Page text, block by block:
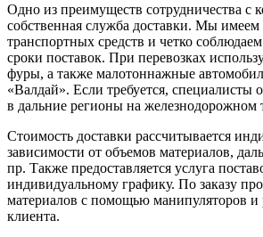
Одно из преимуществ сотрудничества с
собственная служба доставки. Мы
транспортных средств и четко
сроки поставок. При перевозках
фуры, а также малотоннажные
«Валдай». Если требуется, специалисты
в дальние регионы на железнодорожном
Стоимость доставки рассчитывается
зависимости от объемов материалов,
пр. Также предоставляется услуга
индивидуальному графику. По заказу
материалов с помощью манипуляторов и
клиента.